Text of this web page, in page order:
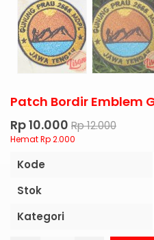
Patch Bordir Emblem
Rp 10.000 Rp 12.000
Hemat Rp 2.000
Kode
Stok
Kategori